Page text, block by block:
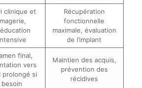
clinique et
Récupération
fonctionnelle
maximale, évaluation
de l’implant
final,
vers
prolongé si
besoin
Maintien des acquis,
prévention des
récidives